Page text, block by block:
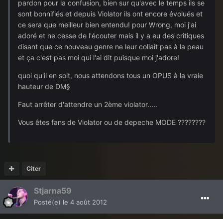
pardon pour la confusion, bien sur qu'avec le temps ils se
sont bonnifiés et depuis Violator ils ont encore évolués et
ce sera que meilleur bien entendu! pour Wrong, moi j'ai
adoré et ne cesse de l'écouter mais il y a eu des critiques
disant que ce nouveau genre ne leur collait pas à la peau
et ça c'est pas moi qui l'ai dit puisque moi j'adore!
quoi qu'il en soit, nous attendons tous un OPUS à la vraie
hauteur de DM§
Faut arrêter d'attendre un 2ème violator.....
Vous êtes fans de Violator ou de depeche MODE ????????
Citer
Stjarna59
Posté(e) le 4 août 2012